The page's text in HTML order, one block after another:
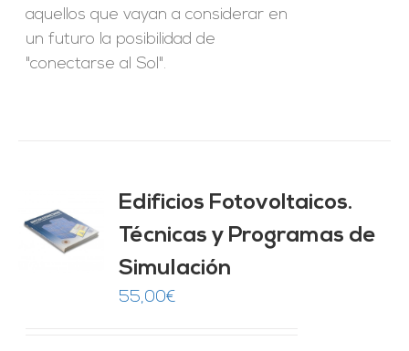
aquellos que vayan a considerar en
un futuro la posibilidad de
"conectarse al Sol".
Edificios Fotovoltaicos.
Técnicas y Programas de
Simulación
55,00€